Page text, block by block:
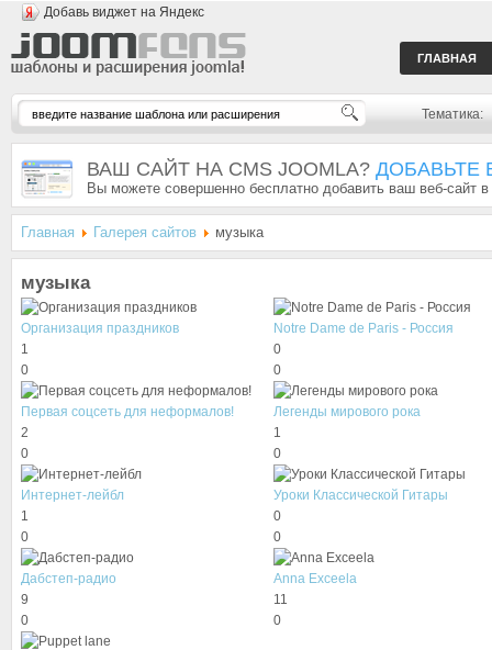
Добавь виджет на Яндекс
ГЛАВНАЯ
Тематика:
ВАШ САЙТ НА CMS JOOMLA? ДОБАВЬТЕ
Вы можете совершенно бесплатно добавить ваш веб-сайт
Главная Галерея сайтов музыка
музыка
Организация праздников
1
0
Notre Dame de Paris - Россия
0
0
Первая соцсеть для неформалов!
2
0
Легенды мирового рока
1
0
Интернет-лейбл
1
0
Уроки Классической Гитары
0
0
Дабстеп-радио
9
0
Anna Exceela
11
0